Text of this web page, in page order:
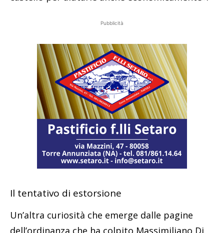
Pubblicità
Il tentativo di estorsione
Un’altra curiosità che emerge dalle pagine
dell’ordinanza che ha colpito Massimiliano Di